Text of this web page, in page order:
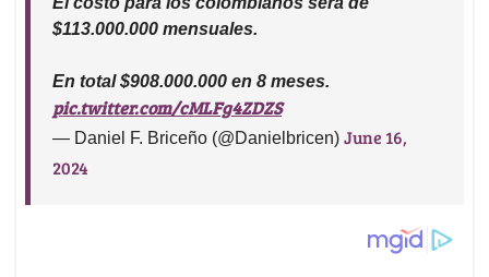
$113.000.000 mensuales.
En total $908.000.000 en 8 meses.
pic.twitter.com/cMLFg4ZDZS
— Daniel F. Briceño (@Danielbricen) June 16,
2024